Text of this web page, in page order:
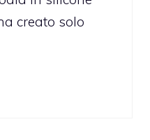
creato solo